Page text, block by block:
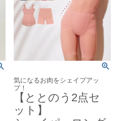
気になるお肉をシェイプアッ
プ！
【ととのう2点セ
ット】